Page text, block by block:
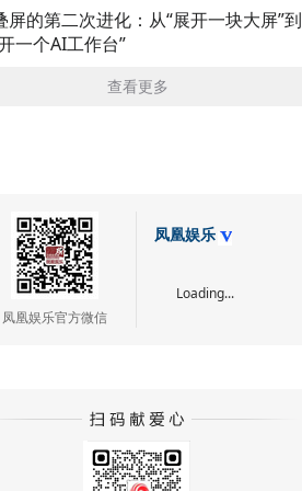
屏的第二次进化：从“展开一块大屏”到
一个AI工作台”
查看更多
凤凰娱乐官方微信
凤凰娱乐
Loading...